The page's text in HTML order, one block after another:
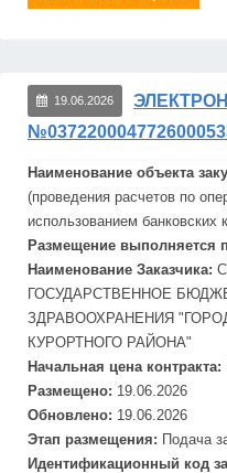
19.06.2026
Наименование объекта
(проведения расчетов по
использованием банковских
Размещение выполняется
Наименование Заказчика:
ГОСУДАРСТВЕННОЕ
ЗДРАВООХРАНЕНИЯ
КУРОРТНОГО РАЙОНА"
Начальная цена контракта:
Размещено: 19.06.2026
Обновлено: 19.06.2026
Этап размещения: Подача
Идентификационный код